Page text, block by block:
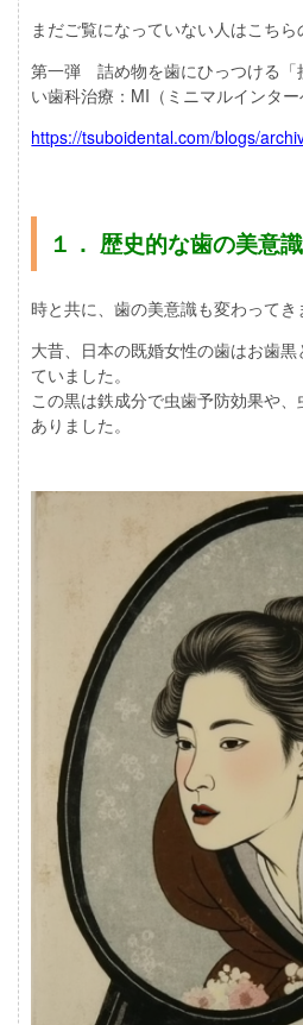
まだご覧になっていない人はこち
第一弾 詰め物を歯にひっつける「
い歯科治療：MI（ミニマルインター
https://tsuboidental.com/blogs/
１． 歴史的な歯の美意
時と共に、歯の美意識も変わってき
大昔、日本の既婚女性の歯はお歯
ていました。
この黒は鉄成分で虫歯予防効果や
ありました。